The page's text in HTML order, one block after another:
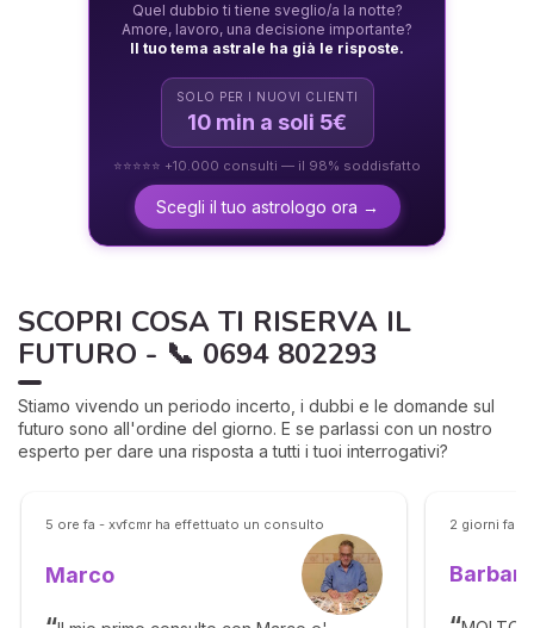
Quel dubbio ti tiene sveglio/a la notte?
Amore, lavoro, una decisione importante?
Il tuo tema astrale ha già le risposte.
SOLO PER I NUOVI CLIENTI
10 min a soli 5€
⭐⭐⭐⭐⭐ +10.000 consulti — il 98% soddisfatto
Scegli il tuo astrologo ora →
SCOPRI COSA TI RISERVA IL
FUTURO - 📞 0694 802293
Stiamo vivendo un periodo incerto, i dubbi e le domande sul
futuro sono all'ordine del giorno. E se parlassi con un nostro
esperto per dare una risposta a tutti i tuoi interrogativi?
5 ore fa - xvfcmr ha effettuato un consulto
Marco
2 giorni fa -